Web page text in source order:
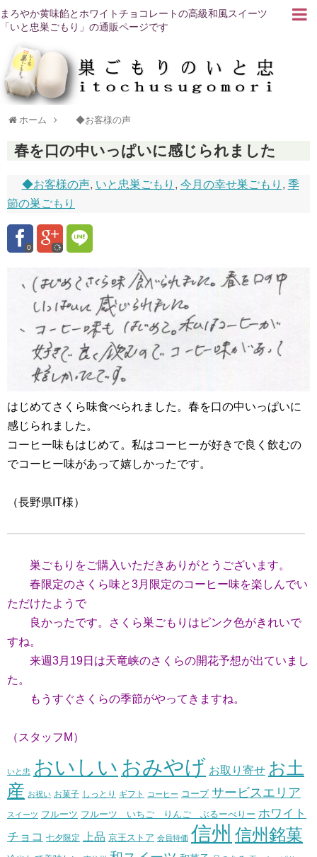
まろやか黄味餡とホワイトチョコレートの高級和風スイーツ
「いと忠巣ごもり」の通販ページです
ホーム ◆お客様の声
春を口の中いっぱいに感じられました
◆お客様の声, いと忠巣ごもり , 今月の幸せ巣ごもり , 季
節の巣ごもり
0
はじめてさくら味食べられました。春を口の中いっぱいに
感じられました。
コーヒー味もはじめて。私はコーヒーが好きで良く飲むの
でコーヒー味があって嬉しかったです。
（長野県IT様）
巣ごもりをご購入いただきありがとうございます。
春限定のさくら味と3月限定のコーヒー味を楽しんでい
ただけたようで
良かったです。さくら巣ごもりはピンク色がきれいで
すね。
来週3月19日は天竜峡のさくらの開花予想が出ていまし
た。
もうすぐさくらの季節がやってきますね。
（スタッフM）
いと忠 おいしい おみやげ お取り寄せ お土
産 お祝い お菓子 しっとり ギフト コーヒー コープ サービスエリア
スイーツ フルーツ フルーツ いちご りんご ぶるーべりー ホワイト
チョコ 七夕限定 上品 京王ストア 会員特価 信州 信州銘菓